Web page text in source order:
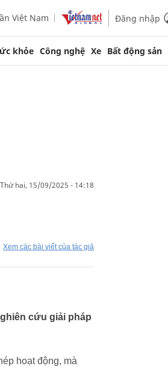
Việt Nam Đăng nhập
khỏe Công nghệ Xe Bất động sản
thứ hai, 15/09/2025 - 14:18
Xem các bài viết của tác giả
cứu giải pháp
hoạt động, mà